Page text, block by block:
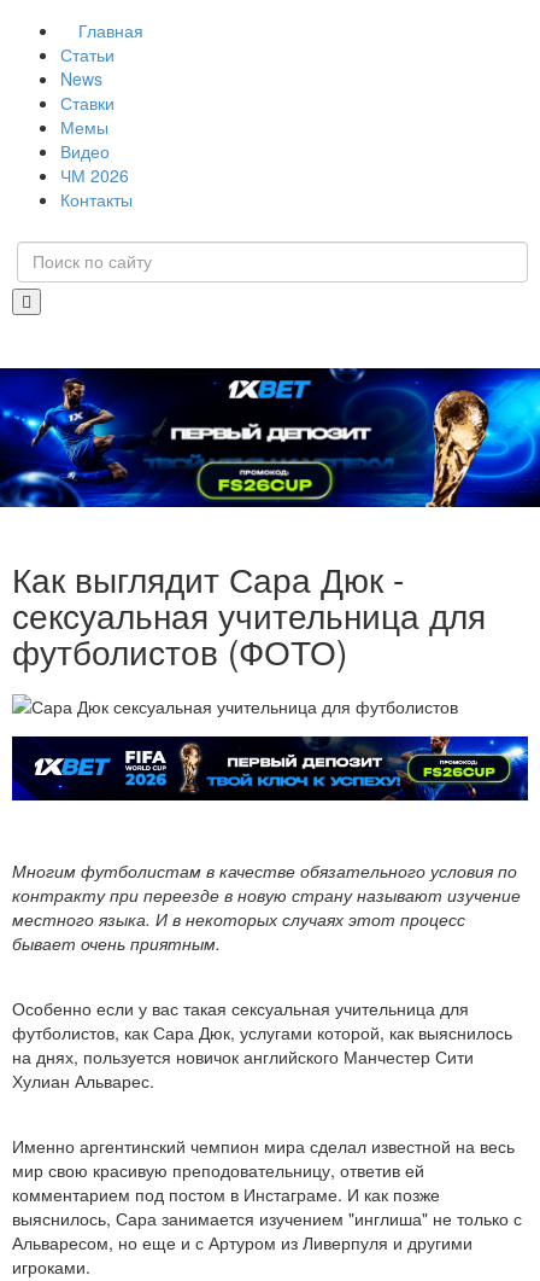
Главная
Статьи
News
Ставки
Мемы
Видео
ЧМ 2026
Контакты
Как выглядит Сара Дюк -
сексуальная учительница для
футболистов (ФОТО)
Многим футболистам в качестве обязательного условия по
контракту при переезде в новую страну называют изучение
местного языка. И в некоторых случаях этот процесс
бывает очень приятным.
Особенно если у вас такая сексуальная учительница для
футболистов, как Сара Дюк, услугами которой, как выяснилось
на днях, пользуется новичок английского Манчестер Сити
Хулиан Альварес.
Именно аргентинский чемпион мира сделал известной на весь
мир свою красивую преподовательницу, ответив ей
комментарием под постом в Инстаграме. И как позже
выяснилось, Сара занимается изучением "инглиша" не только с
Альваресом, но еще и с Артуром из Ливерпуля и другими
игроками.